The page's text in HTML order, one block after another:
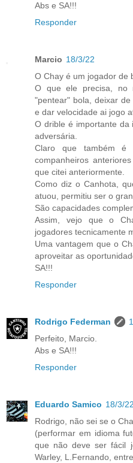
Abs e SA!!!
Responder
Marcio 18/3/22
O Chay é um jogador de
O que ele precisa, no
"pentear" bola, deixar
e dar velocidade ai jogo
O drible é importante da
adversária.
Claro que também é
companheiros
que citei anteriormente.
Como diz o Canhota,
atuou, permitiu ser o
São capacidades
Assim, vejo que o
jogadores tecnicamente
Uma vantagem que o
aproveitar as
SA!!!
Responder
Rodrigo Federman
Perfeito, Marcio.
Abs e SA!!!
Responder
Eduardo Samico 18/3/22
Rodrigo, não sei se o
(performar em idioma
que não deve ser fácil
Warley, L.Fernando,